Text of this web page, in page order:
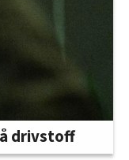
drivstoff